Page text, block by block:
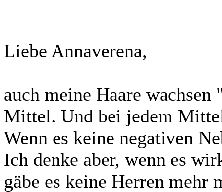
Liebe Annaverena,
auch meine Haare
Mittel. Und bei jedem
Wenn es keine negativen
Ich denke aber, wenn es
gäbe es keine Herren mehr